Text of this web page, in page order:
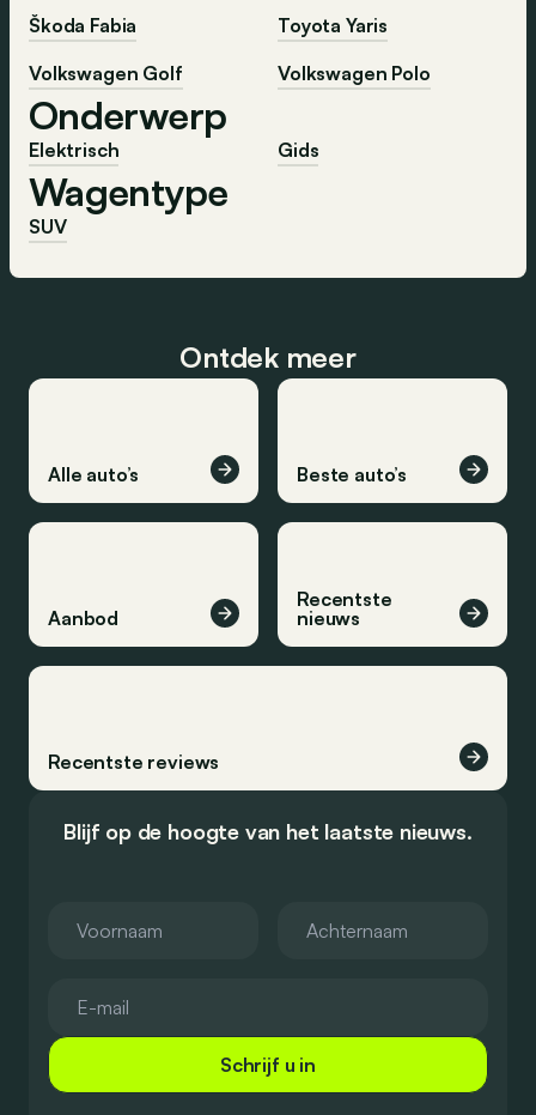
Škoda Fabia
Toyota Yaris
Volkswagen Golf
Volkswagen Polo
Onderwerp
Elektrisch Gids
Wagentype
SUV
Ontdek meer
Alle auto’s Beste auto’s
Aanbod
Recentste
nieuws
Recentste reviews
Blijf op de hoogte van het laatste nieuws.
Schrijf u in